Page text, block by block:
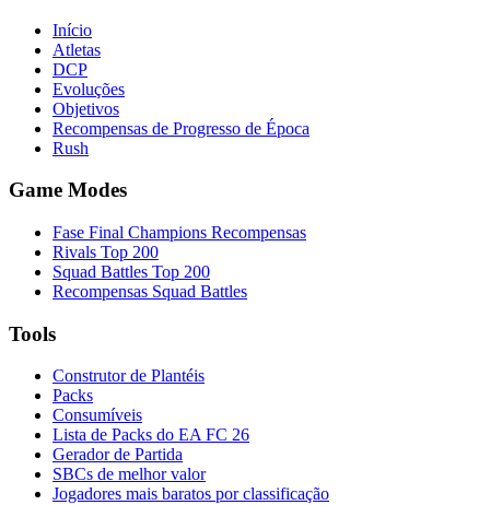
Início
Atletas
DCP
Evoluções
Objetivos
Recompensas de Progresso de Época
Rush
Game Modes
Fase Final Champions Recompensas
Rivals Top 200
Squad Battles Top 200
Recompensas Squad Battles
Tools
Construtor de Plantéis
Packs
Consumíveis
Lista de Packs do EA FC 26
Gerador de Partida
SBCs de melhor valor
Jogadores mais baratos por classificação